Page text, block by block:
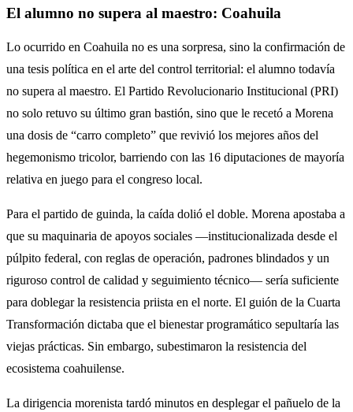
El alumno no supera al maestro: Coahuila
Lo ocurrido en Coahuila no es una sorpresa, sino la confirmación de
una tesis política en el arte del control territorial: el alumno todavía
no supera al maestro. El Partido Revolucionario Institucional (PRI)
no solo retuvo su último gran bastión, sino que le recetó a Morena
una dosis de “carro completo” que revivió los mejores años del
hegemonismo tricolor, barriendo con las 16 diputaciones de mayoría
relativa en juego para el congreso local.
Para el partido de guinda, la caída dolió el doble. Morena apostaba a
que su maquinaria de apoyos sociales —institucionalizada desde el
púlpito federal, con reglas de operación, padrones blindados y un
riguroso control de calidad y seguimiento técnico— sería suficiente
para doblegar la resistencia priista en el norte. El guión de la Cuarta
Transformación dictaba que el bienestar programático sepultaría las
viejas prácticas. Sin embargo, subestimaron la resistencia del
ecosistema coahuilense.
La dirigencia morenista tardó minutos en desplegar el pañuelo de la